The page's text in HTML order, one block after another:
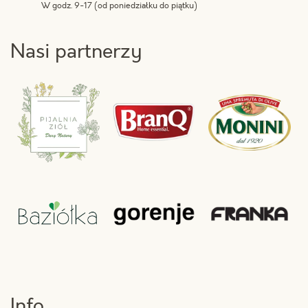
W godz. 9-17 (od poniedziałku do piątku)
Nasi partnerzy